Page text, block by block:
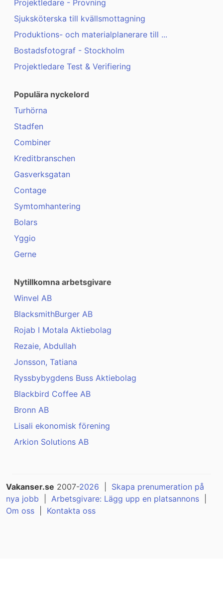
Projektledare - Provning
Sjuksköterska till kvällsmottagning
Produktions- och materialplanerare till ...
Bostadsfotograf - Stockholm
Projektledare Test & Verifiering
Populära nyckelord
Turhörna
Stadfen
Combiner
Kreditbranschen
Gasverksgatan
Contage
Symtomhantering
Bolars
Yggio
Gerne
Nytillkomna arbetsgivare
Winvel AB
BlacksmithBurger AB
Rojab I Motala Aktiebolag
Rezaie, Abdullah
Jonsson, Tatiana
Ryssbybygdens Buss Aktiebolag
Blackbird Coffee AB
Bronn AB
Lisali ekonomisk förening
Arkion Solutions AB
Vakanser.se 2007-2026
Skapa prenumeration på
nya jobb
Arbetsgivare: Lägg upp en platsannons
Om oss
Kontakta oss